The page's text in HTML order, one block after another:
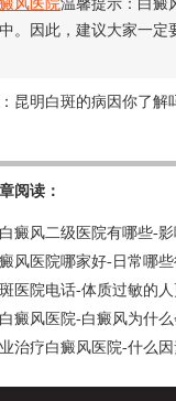
风医院温馨提示：白癜
。因此，建议大家一定
昆明白斑的病因你了解
阅读：
癜风二级医院有哪些-
风医院哪家好-日常哪
医院电话-体质过敏的
癜风医院-白癜风为什
治疗白癜风医院-什么